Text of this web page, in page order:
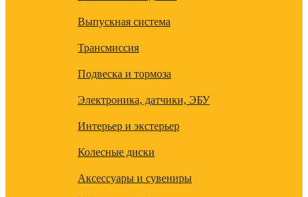
Выпускная система
Трансмиссия
Подвеска и тормоза
Электроника, датчики, ЭБУ
Интерьер и экстерьер
Колесные диски
Аксессуары и сувениры